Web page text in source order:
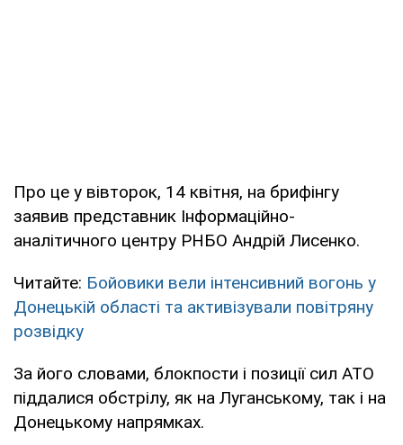
Про це у вівторок, 14 квітня, на брифінгу
заявив представник Інформаційно-
аналітичного центру РНБО Андрій Лисенко.
Читайте: Бойовики вели інтенсивний вогонь у
Донецькій області та активізували повітряну
розвідку
За його словами, блокпости і позиції сил АТО
піддалися обстрілу, як на Луганському, так і на
Донецькому напрямках.